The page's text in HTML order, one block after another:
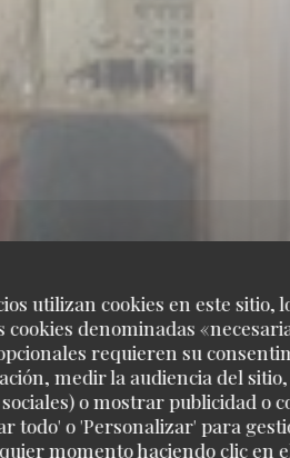
utilizan cookies en este sitio,
cookies denominadas
requieren su
medir la audiencia del
o mostrar publicidad o
todo' o 'Personalizar' para
momento haciendo clic en